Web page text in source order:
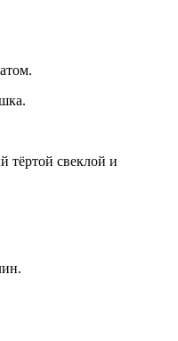
тёртой свеклой и